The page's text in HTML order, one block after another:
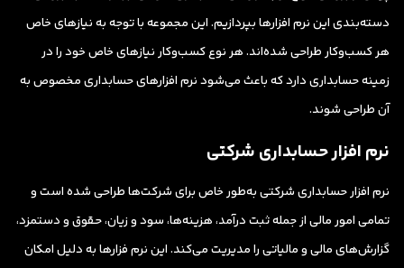
دسته‌بندی‌ این نرم افزارها بپردازیم. این مجموعه با توجه به نیازهای خاص
هر کسب‌وکار طراحی شده‌اند. هر نوع کسب‌وکار نیازهای خاص خود را در
زمینه حسابداری دارد که باعث می‌شود نرم افزارهای حسابداری مخصوص به
آن طراحی شوند.
نرم افزار حسابداری شرکتی
نرم افزار حسابداری شرکتی به‌طور خاص برای شرکت‌ها طراحی شده است و
تمامی امور مالی از جمله ثبت درآمد، هزینه‌ها، سود و زیان، حقوق و دستمزد،
گزارش‌های مالی و مالیاتی را مدیریت می‌کند. این نرم ‌فزارها به دلیل امکان